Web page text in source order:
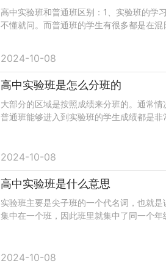
高中实验班和普通班区别：1、实验班的学
不懂就问。而普通班的学生有很多都是在混
2024-10-08
高中实验班是怎么分班的
大部分的区域是按照成绩来分班的。通常
普通班能够进入到实验班的学生成绩都是非
2024-10-08
高中实验班是什么意思
实验班主要是尖子班的一个代名词，也就
集中在一个班，因此班里就集中了同一个年
2024-10-08